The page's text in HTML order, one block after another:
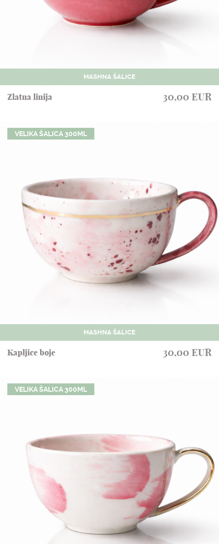
MASHNA ŠALICE
Zlatna linija 30,00 EUR
VELIKA ŠALICA 300ML
MASHNA ŠALICE
Kapljice boje 30,00 EUR
VELIKA ŠALICA 300ML